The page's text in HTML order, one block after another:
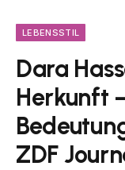
LEBENSSTIL
Dara
Herkunft
ZDF